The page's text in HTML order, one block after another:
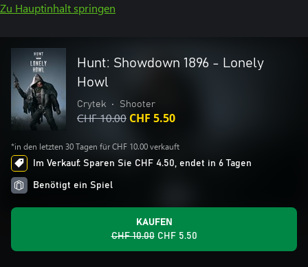
Zu Hauptinhalt springen
Hunt: Showdown 1896 - Lonely
Howl
Crytek • Shooter
CHF 10.00 CHF 5.50
*in den letzten 30 Tagen für CHF 10.00 verkauft
Im Verkauf: Sparen Sie CHF 4.50, endet in 6 Tagen
Benötigt ein Spiel
KAUFEN
CHF 10.00 CHF 5.50